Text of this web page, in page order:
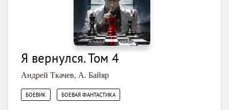
Я вернулся. Том 4
Андрей Ткачев, А. Байяр
БОЕВИК БОЕВАЯ ФАНТАСТИКА